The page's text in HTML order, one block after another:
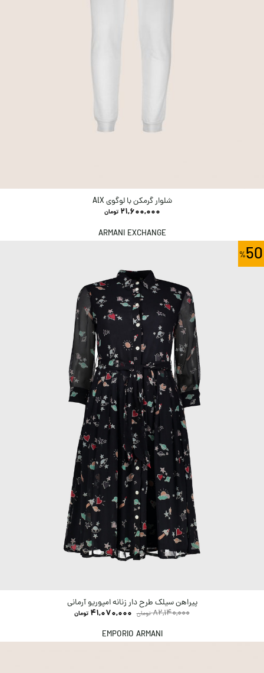
شلوار گرمکن با لوگوی AlX
21,600,000 تومان
ARMANI EXCHANGE
50
پیراهن سیلک طرح دار زنانه امپوریو آرمانی
82,140,000 تومان 41,070,000 تومان
EMPORIO ARMANI